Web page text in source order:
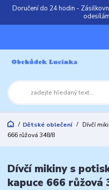
Doručení do 24 hodin -
Dětské oblečení
Dívčí
666 růžová 348/8
Dívčí mikiny s
kapuce 666 růžová